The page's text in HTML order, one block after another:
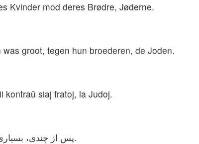
Kvinder mod deres Brødre, Jøderne.
groot, tegen hun broederen, de Joden.
kontraŭ siaj fratoj, la Judoj.
پس از چندی، بسیاری از مردم، زن و مرد از یهودیان دیگر شکایت کردند.